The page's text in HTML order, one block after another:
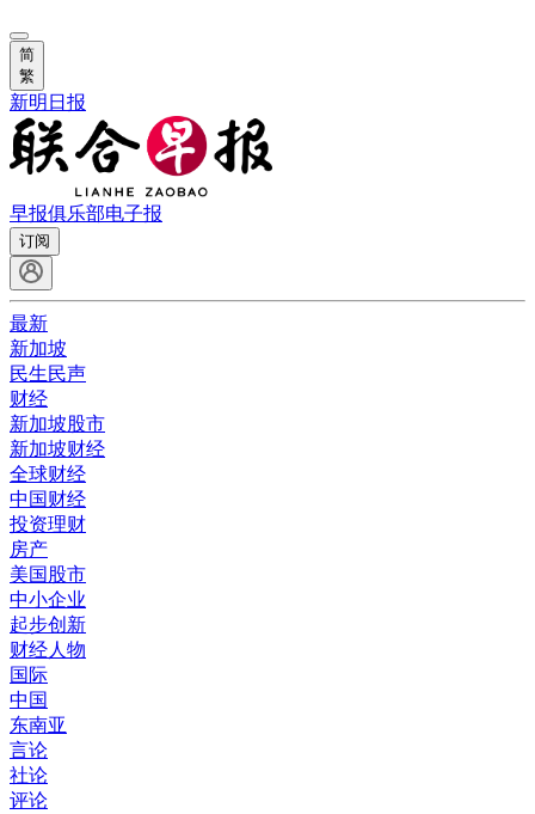
简
繁
新明日报
早报俱乐部电子报
订阅
最新
新加坡
民生民声
财经
新加坡股市
新加坡财经
全球财经
中国财经
投资理财
房产
美国股市
中小企业
起步创新
财经人物
国际
中国
东南亚
言论
社论
评论